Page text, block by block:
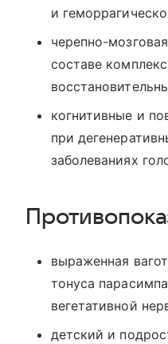
и
черепно-
составе
когнитивные и
при
заболеваниях
выраженная
тонуса
вегетативной
детский и